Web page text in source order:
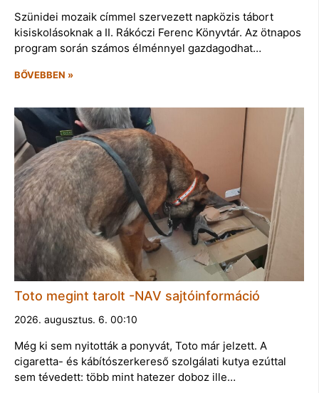
Szünidei mozaik címmel szervezett napközis tábort
kisiskolásoknak a II. Rákóczi Ferenc Könyvtár. Az ötnapos
program során számos élménnyel gazdagodhat…
BŐVEBBEN »
Toto megint tarolt -NAV sajtóinformáció
2026. augusztus. 6. 00:10
Még ki sem nyitották a ponyvát, Toto már jelzett. A
cigaretta- és kábítószerkereső szolgálati kutya ezúttal
sem tévedett: több mint hatezer doboz ille…